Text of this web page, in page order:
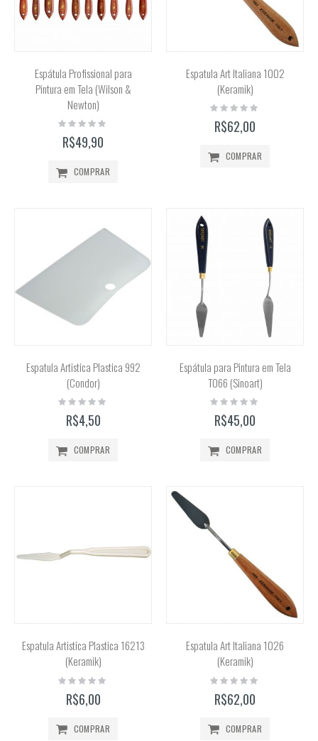
Espátula Profissional para
Pintura em Tela (Wilson &
Newton)
Rating:
R$49,90
COMPRAR
Espatula Art Italiana 1002
(Keramik)
Rating:
R$62,00
COMPRAR
Espatula Artistica Plastica 992
(Condor)
Rating:
R$4,50
COMPRAR
Espátula para Pintura em Tela
T066 (Sinoart)
Rating:
R$45,00
COMPRAR
Espatula Artistica Plastica 16213
(Keramik)
Rating:
0%
R$6,00
COMPRAR
Espatula Art Italiana 1026
(Keramik)
Rating:
0%
R$62,00
COMPRAR